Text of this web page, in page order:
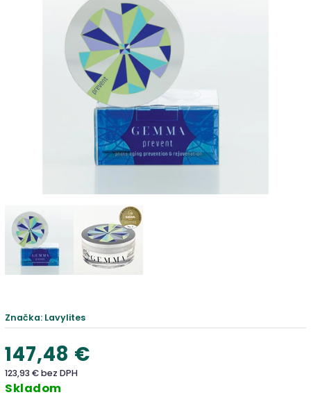
Značka: Lavylites
147,48 €
123,93 € bez DPH
Skladom